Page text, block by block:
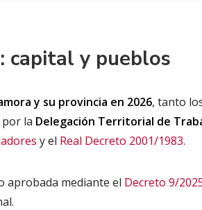
capital y pueblos
y su provincia en 2026, tanto
por la Delegación Territorial de
y el Real Decreto 2001/1983.
aprobada mediante el Decreto 9/